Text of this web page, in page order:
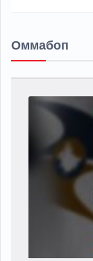
Оммабоп